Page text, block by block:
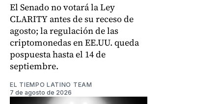
El Senado no votará la Ley
CLARITY antes de su receso de
agosto; la regulación de las
criptomonedas en EE.UU. queda
pospuesta hasta el 14 de
septiembre.
EL TIEMPO LATINO TEAM
7 de agosto de 2026